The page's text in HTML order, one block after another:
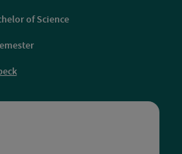
of Science